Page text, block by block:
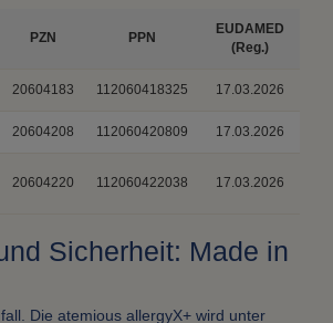
PZN PPN
EUDAMED
(Reg.)
20604183 112060418325 17.03.2026
20604208 112060420809 17.03.2026
20604220 112060422038 17.03.2026
Sicherheit: Made in
Die atemious allergyX+ wird unter